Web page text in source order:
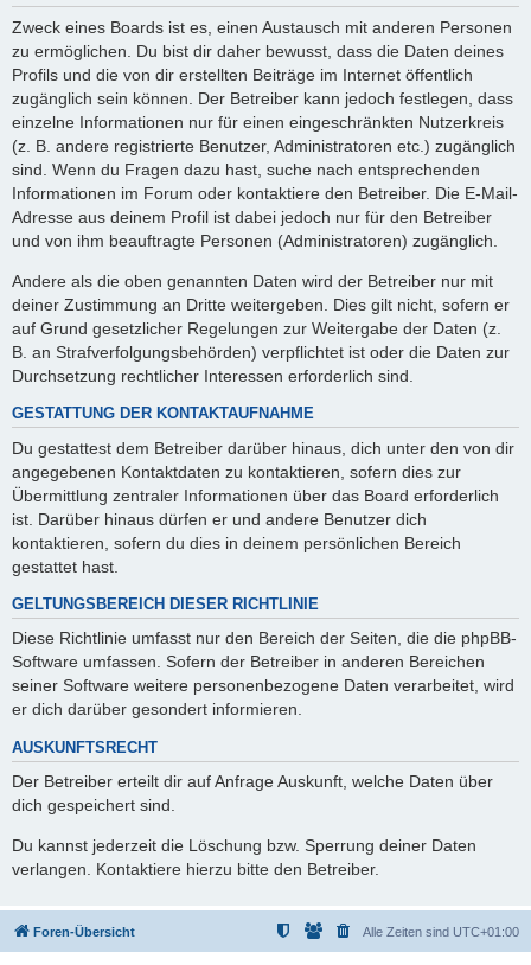
Zweck eines Boards ist es, einen Austausch mit anderen Personen
zu ermöglichen. Du bist dir daher bewusst, dass die Daten deines
Profils und die von dir erstellten Beiträge im Internet öffentlich
zugänglich sein können. Der Betreiber kann jedoch festlegen, dass
einzelne Informationen nur für einen eingeschränkten Nutzerkreis
(z. B. andere registrierte Benutzer, Administratoren etc.) zugänglich
sind. Wenn du Fragen dazu hast, suche nach entsprechenden
Informationen im Forum oder kontaktiere den Betreiber. Die E-Mail-
Adresse aus deinem Profil ist dabei jedoch nur für den Betreiber
und von ihm beauftragte Personen (Administratoren) zugänglich.
Andere als die oben genannten Daten wird der Betreiber nur mit
deiner Zustimmung an Dritte weitergeben. Dies gilt nicht, sofern er
auf Grund gesetzlicher Regelungen zur Weitergabe der Daten (z.
B. an Strafverfolgungsbehörden) verpflichtet ist oder die Daten zur
Durchsetzung rechtlicher Interessen erforderlich sind.
GESTATTUNG DER KONTAKTAUFNAHME
Du gestattest dem Betreiber darüber hinaus, dich unter den von dir
angegebenen Kontaktdaten zu kontaktieren, sofern dies zur
Übermittlung zentraler Informationen über das Board erforderlich
ist. Darüber hinaus dürfen er und andere Benutzer dich
kontaktieren, sofern du dies in deinem persönlichen Bereich
gestattet hast.
GELTUNGSBEREICH DIESER RICHTLINIE
Diese Richtlinie umfasst nur den Bereich der Seiten, die die phpBB-
Software umfassen. Sofern der Betreiber in anderen Bereichen
seiner Software weitere personenbezogene Daten verarbeitet, wird
er dich darüber gesondert informieren.
AUSKUNFTSRECHT
Der Betreiber erteilt dir auf Anfrage Auskunft, welche Daten über
dich gespeichert sind.
Du kannst jederzeit die Löschung bzw. Sperrung deiner Daten
verlangen. Kontaktiere hierzu bitte den Betreiber.
Foren-Übersicht Alle Zeiten sind UTC+01:00